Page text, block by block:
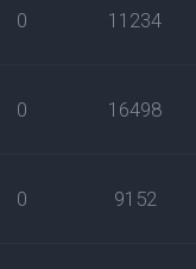
0 11234
0 16498
0 9152